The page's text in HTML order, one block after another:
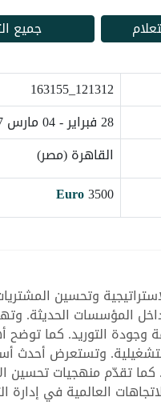
جميع
121312_163155
28 فبراير - 04 مارس 2027
القاهرة (مصر)
3500
Euro
وتحسين
المؤسسات الحديثة.
وجودة التوريد. كما
وتستعرض أحدث
كما تقدّم منهجيات تحسين
العالمية في إدارة